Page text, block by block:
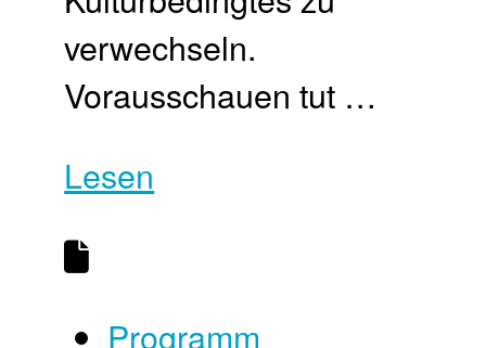
verwechseln.
Vorausschauen tut …
Lesen
Programm